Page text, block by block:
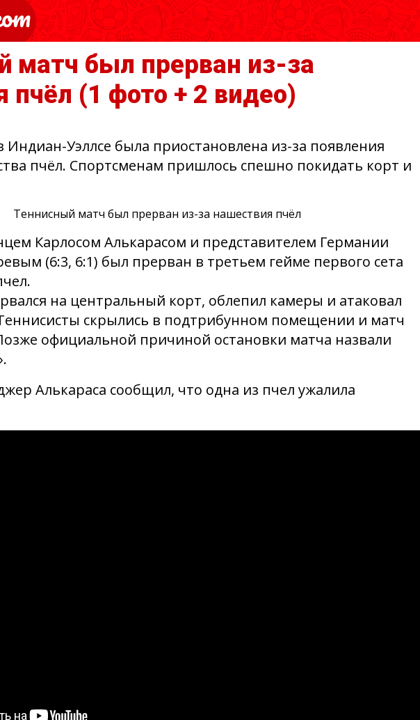
матч был прерван из-за
пчёл (1 фото + 2 видео)
Индиан-Уэллсе была приостановлена из-за появления
пчёл. Спортсменам пришлось спешно покидать корт и
Карлосом Алькарасом и представителем Германии
(6:3, 6:1) был прерван в третьем гейме первого сета
на центральный корт, облепил камеры и атаковал
скрылись в подтрибунном помещении и матч
официальной причиной остановки матча назвали
Алькараса сообщил, что одна из пчел ужалила